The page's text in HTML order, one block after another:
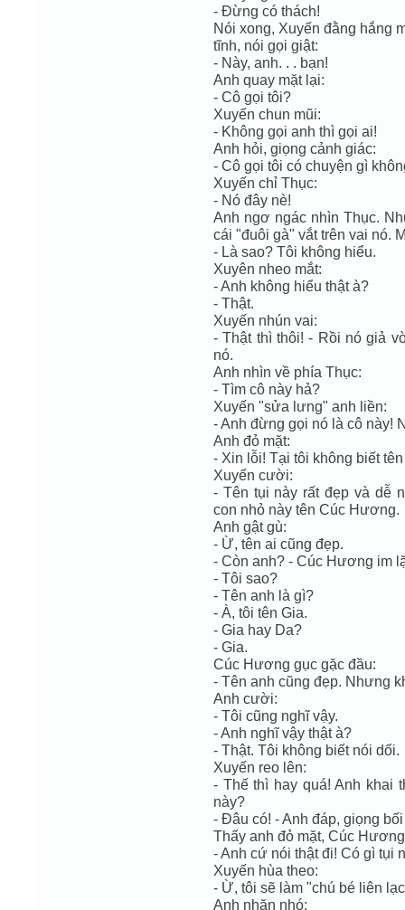
- Đừng có thách!
Nói xong, Xuyến đằng hắng
tĩnh, nói gọi giật:
- Này, anh. . . bạn!
Anh quay mặt lại:
- Cô gọi tôi?
Xuyến chun mũi:
- Không gọi anh thì gọi ai!
Anh hỏi, giọng cảnh giác:
- Cô gọi tôi có chuyện gì
Xuyến chỉ Thục:
- Nó đây nè!
Anh ngơ ngác nhìn Thục.
cái "đuôi gà" vắt trên vai nó.
- Là sao? Tôi không hiểu.
Xuyên nheo mắt:
- Anh không hiểu thật à?
- Thật.
Xuyến nhún vai:
- Thật thì thôi! - Rồi nó giả
nó.
Anh nhìn về phía Thục:
- Tìm cô này hả?
Xuyến "sửa lưng" anh liền:
- Anh đừng gọi nó là cô này!
Anh đỏ mặt:
- Xin lỗi! Tại tôi không biết
Xuyến cười:
- Tên tụi này rất đẹp và dễ
con nhỏ này tên Cúc Hương.
Anh gật gù:
- Ừ, tên ai cũng đẹp.
- Còn anh? - Cúc Hương im
- Tôi sao?
- Tên anh là gì?
- À, tôi tên Gia.
- Gia hay Da?
- Gia.
Cúc Hương gục gặc đầu:
- Tên anh cũng đẹp. Nhưng
Anh cười:
- Tôi cũng nghĩ vậy.
- Anh nghĩ vậy thật à?
- Thật. Tôi không biết nói dối.
Xuyến reo lên:
- Thế thì hay quá! Anh khai
này?
- Đâu có! - Anh đáp, giọng
Thấy anh đỏ mặt, Cúc
- Anh cứ nói thật đi! Có gì tụi
Xuyến hùa theo:
- Ừ, tôi sẽ làm "chú bé liên
Anh nhăn nhó: